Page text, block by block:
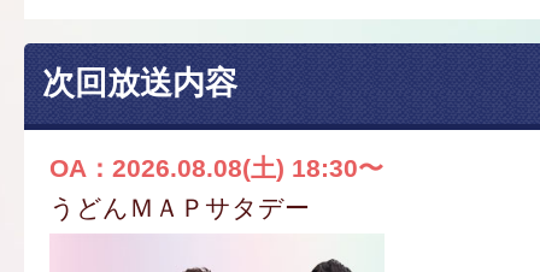
次回放送内容
OA：2026.08.08(土) 18:30〜
うどんＭＡＰサタデー